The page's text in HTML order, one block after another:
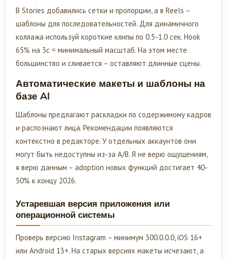
В Stories добавились сетки и пропорции, а в Reels –
шаблоны для последовательностей. Для динамичного
коллажа используй короткие клипы по 0.5-1.0 сек. Hook
65% на 3с = минимальный масштаб. На этом месте
большинство и сливается – оставляют длинные сцены.
Автоматические макеты и шаблоны на
базе AI
Шаблоны предлагают раскладки по содержимому кадров
и распознают лица. Рекомендации появляются
контекстно в редакторе. У отдельных аккаунтов они
могут быть недоступны из-за A/B. Я не верю ощущениям,
я верю данным – adoption новых функций достигает 40-
50% к концу 2026.
Устаревшая версия приложения или
операционной системы
Проверь версию Instagram – минимум 300.0.0.0, iOS 16+
или Android 13+. На старых версиях макеты исчезают, а